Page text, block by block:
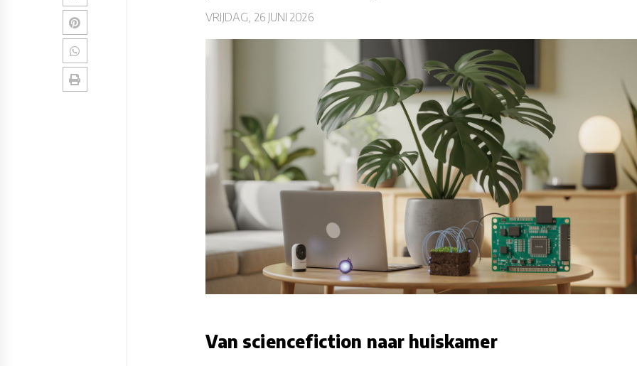
VRIJDAG, 26 JUNI 2026
Van sciencefiction naar huiskamer